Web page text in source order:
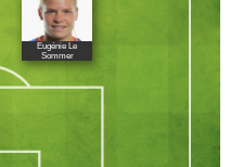
Eugénie Le
Sommer